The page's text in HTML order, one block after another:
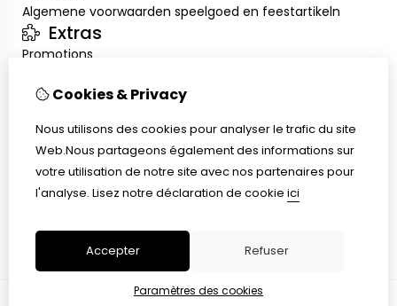
Algemene voorwaarden speelgoed en feestartikeln
Extras
Promotions
Inloggen
Service client
Retour de marchandise
Cookies & Privacy
Nous utilisons des cookies pour analyser le trafic du site
Web.Nous partageons également des informations sur
votre utilisation de notre site avec nos partenaires pour
l'analyse. Lisez notre déclaration de cookie ici
Accepter Refuser
Paramètres des cookies